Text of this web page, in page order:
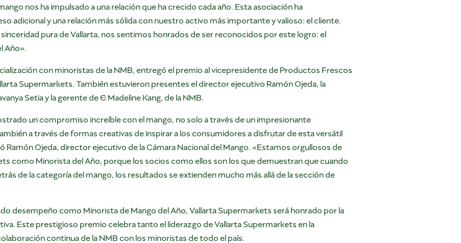
nos ha impulsado a una relación que ha crecido cada año. Esta asociación ha
adicional y una relación más sólida con nuestro activo más importante y valioso: el cliente.
sinceridad pura de Vallarta, nos sentimos honrados de ser reconocidos por este logro: el
Año».
con minoristas de la NMB, entregó el premio al vicepresidente de Productos Frescos
Supermarkets. También estuvieron presentes el director ejecutivo Ramón Ojeda, la
Setia y la gerente deCMadeline Kang, de la NMB.
un compromiso increíble con el mango, no solo a través de un impresionante
a través de formas creativas de inspirar a los consumidores a disfrutar de esta versátil
Ramón Ojeda, director ejecutivo de la Cámara Nacional del Mango. «Estamos orgullosos de
como Minorista del Año, porque los socios como ellos son los que demuestran que cuando
de la categoría del mango, los resultados se extienden mucho más allá de la sección de
desempeño como Minorista de Mango del Año, Vallarta Supermarkets será honrado por la
Este prestigioso premio celebra tanto el liderazgo de Vallarta Supermarkets en la
continua de la NMB con los minoristas de todo el país.